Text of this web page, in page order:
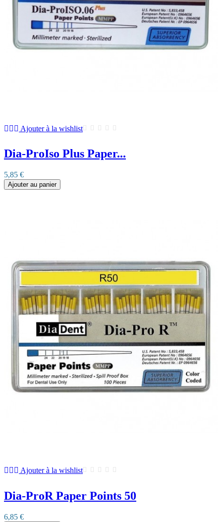
Ajouter à la wishlist
Dia-ProIso Plus Paper...
5,85 €
Ajouter au panier
Ajouter à la wishlist
Dia-ProR Paper Points 50
6,85 €